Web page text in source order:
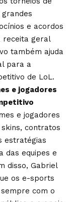
e acordos
receita geral
também ajuda
para a
de LoL.
e jogadores
e jogadores
contratos
estratégias
das equipes e
disso, Gabriel
os e-sports
com o